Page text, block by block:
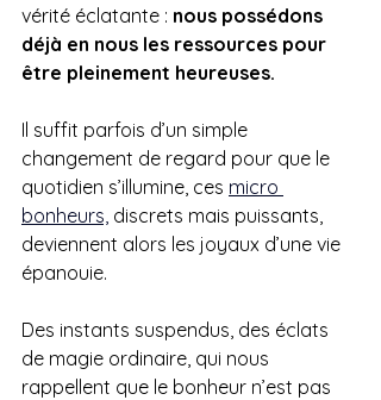
vérité éclatante : nous possédons
déjà en nous les ressources pour
être pleinement heureuses.
Il suffit parfois d’un simple
changement de regard pour que le
quotidien s’illumine, ces micro
bonheurs, discrets mais puissants,
deviennent alors les joyaux d’une vie
épanouie.
Des instants suspendus, des éclats
de magie ordinaire, qui nous
rappellent que le bonheur n’est pas